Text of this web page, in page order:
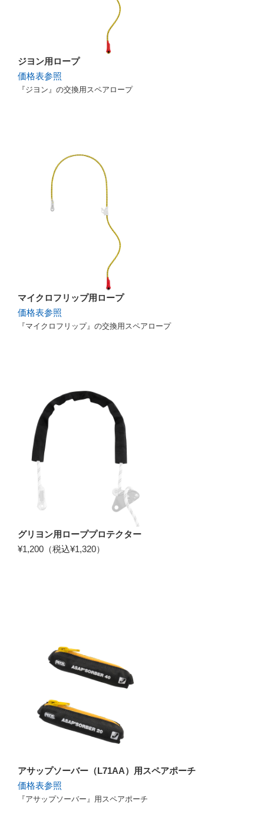
ジヨン用ロープ
価格表参照
『ジヨン』の交換用スペアロープ
マイクロフリップ用ロープ
価格表参照
『マイクロフリップ』の交換用スペアロープ
グリヨン用ローププロテクター
¥1,200（税込¥1,320）
アサップソーバー（L71AA）用スペアポーチ
価格表参照
『アサップソーバー』用スペアポーチ